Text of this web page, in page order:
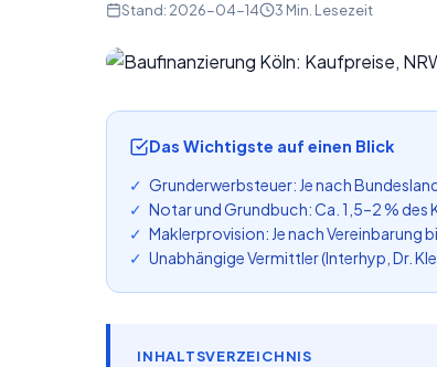
Stand: 2026-04-14 3 Min. Lesezeit
Das Wichtigste auf einen Blick
Grunderwerbsteuer: Je nach
Notar und Grundbuch: Ca. 1,5–2 % des
Maklerprovision: Je nach Vereinbarung
Unabhängige Vermittler (Interhyp, Dr.
INHALTSVERZEICHNIS